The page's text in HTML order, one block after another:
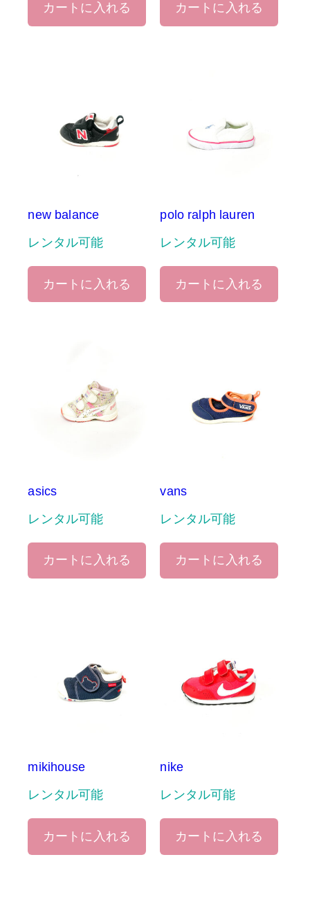
カートに入れる カートに入れる
new balance
レンタル可能
カートに入れる
polo ralph lauren
レンタル可能
カートに入れる
asics
レンタル可能
カートに入れる
vans
レンタル可能
カートに入れる
mikihouse
レンタル可能
カートに入れる
nike
レンタル可能
カートに入れる